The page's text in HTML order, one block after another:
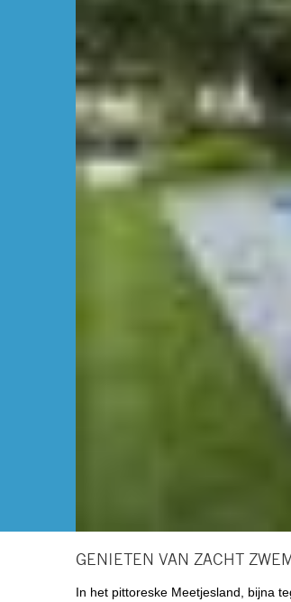
GENIETEN VAN ZACHT
In het pittoreske Meetjesland, bijna